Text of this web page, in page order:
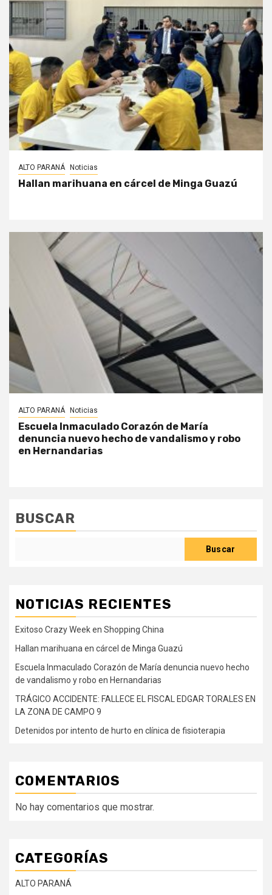
ALTO PARANÁ Noticias
Hallan marihuana en cárcel de Minga Guazú
ALTO PARANÁ Noticias
Escuela Inmaculado Corazón de María
denuncia nuevo hecho de vandalismo y robo
en Hernandarias
BUSCAR
Buscar
NOTICIAS RECIENTES
Exitoso Crazy Week en Shopping China
Hallan marihuana en cárcel de Minga Guazú
Escuela Inmaculado Corazón de María denuncia nuevo hecho
de vandalismo y robo en Hernandarias
TRÁGICO ACCIDENTE: FALLECE EL FISCAL EDGAR TORALES EN
LA ZONA DE CAMPO 9
Detenidos por intento de hurto en clínica de fisioterapia
COMENTARIOS
No hay comentarios que mostrar.
CATEGORÍAS
ALTO PARANÁ